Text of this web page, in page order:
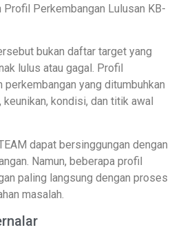
Profil Perkembangan Lulusan KB-
bukan daftar target yang
lulus atau gagal. Profil
perkembangan yang ditumbuhkan
kondisi, dan titik awal
dapat bersinggungan dengan
Namun, beberapa profil
paling langsung dengan proses
masalah.